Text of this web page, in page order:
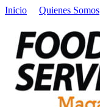
Inicio Quienes Somos